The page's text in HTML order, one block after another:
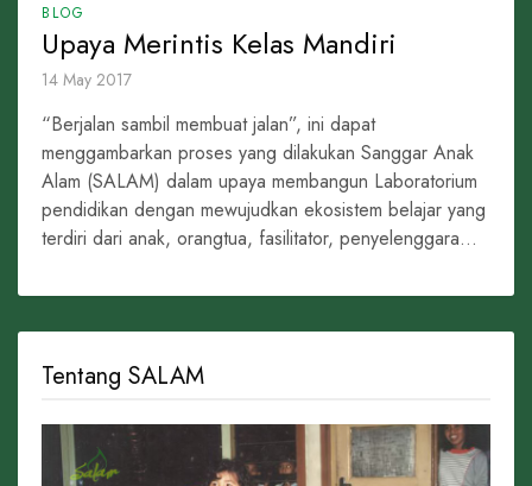
BLOG
Upaya Merintis Kelas Mandiri
14 May 2017
“Berjalan sambil membuat jalan”, ini dapat
menggambarkan proses yang dilakukan Sanggar Anak
Alam (SALAM) dalam upaya membangun Laboratorium
pendidikan dengan mewujudkan ekosistem belajar yang
terdiri dari anak, orangtua, fasilitator, penyelenggara...
Tentang SALAM